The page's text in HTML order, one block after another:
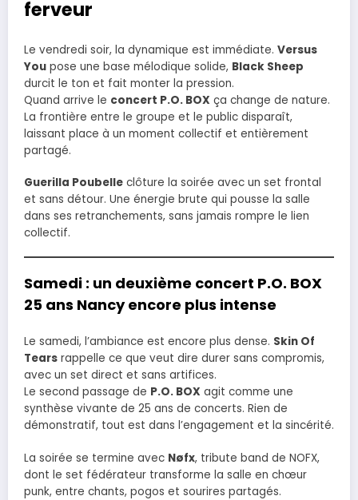
ferveur
Le vendredi soir, la dynamique est immédiate. Versus
You pose une base mélodique solide, Black Sheep
durcit le ton et fait monter la pression.
Quand arrive le concert P.O. BOX ça change de nature.
La frontière entre le groupe et le public disparaît,
laissant place à un moment collectif et entièrement
partagé.
Guerilla Poubelle clôture la soirée avec un set frontal
et sans détour. Une énergie brute qui pousse la salle
dans ses retranchements, sans jamais rompre le lien
collectif.
Samedi : un deuxième concert P.O. BOX
25 ans Nancy encore plus intense
Le samedi, l’ambiance est encore plus dense. Skin Of
Tears rappelle ce que veut dire durer sans compromis,
avec un set direct et sans artifices.
Le second passage de P.O. BOX agit comme une
synthèse vivante de 25 ans de concerts. Rien de
démonstratif, tout est dans l’engagement et la sincérité.
La soirée se termine avec Nøfx, tribute band de NOFX,
dont le set fédérateur transforme la salle en chœur
punk, entre chants, pogos et sourires partagés.